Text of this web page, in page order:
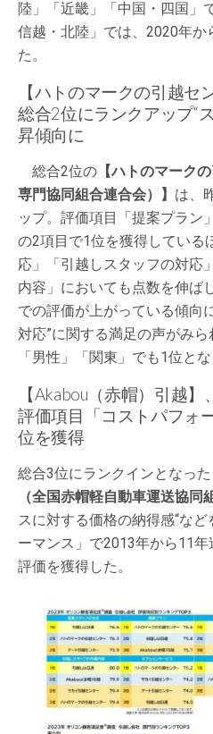
陸」「近畿」「中国・四国」
信越・北陸」では、2020年か
た。
【ハトのマークの引越セ
総合2位にランクアップ“
昇傾向に
総合2位の 【ハトのマーク
専門協同組合連合会）】 は、
ップ。評価項目「提案プラン
の2項目で1位を獲得している
応」「引越しスタッフの対応
内容」においても点数を伸ば
での評価が上がっている傾向
対応”に関する満足の声がみ
「男性」「関東」でも1位とな
【Akabou（赤帽）引越】、
評価項目「コストパフォ
位を獲得
総合3位にランクインとなった
（全国赤帽軽自動車運送協同
スに対する価格の納得感“な
ーマンス」で2013年から11
評価を獲得した。